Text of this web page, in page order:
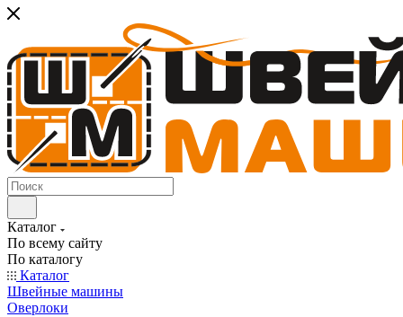
Каталог
По всему сайту
По каталогу
Каталог
Швейные машины
Оверлоки